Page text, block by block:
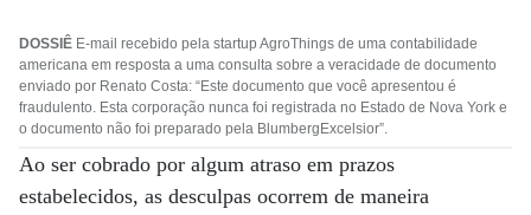
DOSSIÊ E-mail recebido pela startup AgroThings de uma contabilidade
americana em resposta a uma consulta sobre a veracidade de documento
enviado por Renato Costa: “Este documento que você apresentou é
fraudulento. Esta corporação nunca foi registrada no Estado de Nova York e
o documento não foi preparado pela BlumbergExcelsior”.
Ao ser cobrado por algum atraso em prazos
estabelecidos, as desculpas ocorrem de maneira